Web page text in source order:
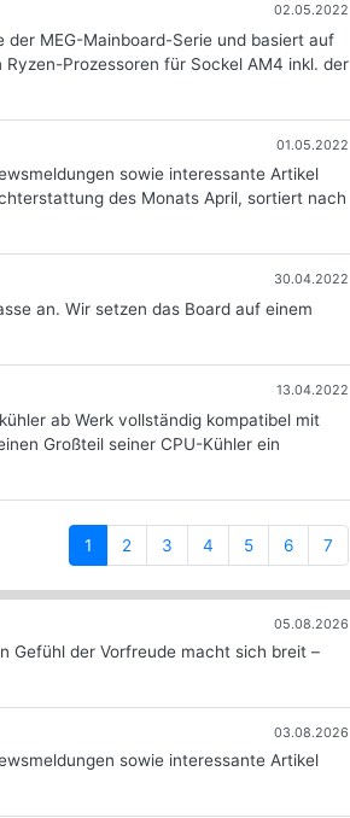
02.05.2022
der MEG-Mainboard-Serie und basiert auf
Prozessoren für Sockel AM4 inkl. der
01.05.2022
sowie interessante Artikel
des Monats April, sortiert nach
30.04.2022
an. Wir setzen das Board auf einem
13.04.2022
ab Werk vollständig kompatibel mit
Großteil seiner CPU-Kühler ein
1 (current)
2 3 4 5 6 7
05.08.2026
Gefühl der Vorfreude macht sich breit –
03.08.2026
sowie interessante Artikel